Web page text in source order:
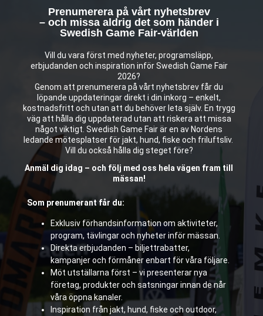
Prenumerera på vårt nyhetsbrev
– och missa aldrig det som händer i
Swedish Game Fair-världen
Vill du vara först med nyheter, programsläpp,
erbjudanden och inspiration inför Swedish Game Fair
2026?
Genom att prenumerera på vårt nyhetsbrev får du
löpande uppdateringar direkt i din inkorg – enkelt,
kostnadsfritt och utan att du behöver leta själv. En trygg
väg att hålla dig uppdaterad utan att riskera att missa
något viktigt. Swedish Game Fair är en av Nordens
ledande mötesplatser för jakt, hund, fiske och friluftsliv.
Vill du också hålla dig steget före?
Anmäl dig idag – och följ med oss hela vägen fram till
mässan!
Som prenumerant får du:
Exklusiv förhandsinformation om aktiviteter,
program, tävlingar och nyheter inför mässan.
Direkta erbjudanden – biljettrabatter,
kampanjer och förmåner enbart för våra följare.
Möt utställarna först – vi presenterar nya
företag, produkter och satsningar innan de når
våra öppna kanaler.
Inspiration från jakt, hund, fiske och outdoor,